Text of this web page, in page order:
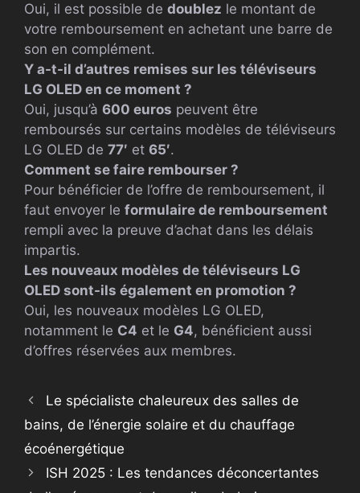
Oui, il est possible de doublez le montant de
votre remboursement en achetant une barre de
son en complément.
Y a-t-il d’autres remises sur les téléviseurs
LG OLED en ce moment ?
Oui, jusqu’à 600 euros peuvent être
remboursés sur certains modèles de téléviseurs
LG OLED de 77′ et 65′.
Comment se faire rembourser ?
Pour bénéficier de l’offre de remboursement, il
faut envoyer le formulaire de remboursement
rempli avec la preuve d’achat dans les délais
impartis.
Les nouveaux modèles de téléviseurs LG
OLED sont-ils également en promotion ?
Oui, les nouveaux modèles LG OLED,
notamment le C4 et le G4, bénéficient aussi
d’offres réservées aux membres.
Le spécialiste chaleureux des salles de
bains, de l’énergie solaire et du chauffage
écoénergétique
ISH 2025 : Les tendances déconcertantes